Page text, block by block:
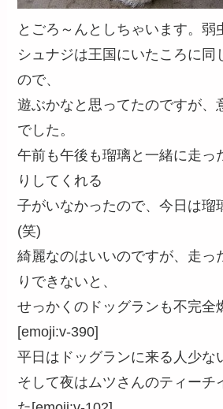
とごろ～んとしちゃいます。弱
シュナジは王国にいたころに同
ので、
遊ぶかなと思ってたのですが、
でした。
午前も午後も瑠璃と一緒に走っ
りしてくれる
子がいなかったので、今日は瑠
(笑)
綺麗なのはいいのですが、走っ
りできないと、
せっかくのドッグランも不完
[emoji:v-390]
平日はドッグランに来る人少な
そして夜はムツさんのティーチ